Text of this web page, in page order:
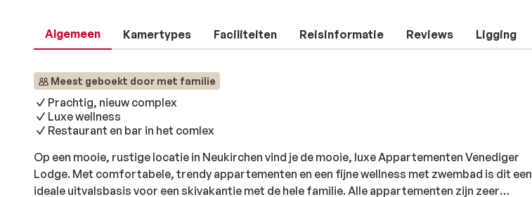
Algemeen Kamertypes Faciliteiten Reisinformatie Reviews Ligging
Meest geboekt door met familie
Prachtig, nieuw complex
Luxe wellness
Restaurant en bar in het comlex
Op een mooie, rustige locatie in Neukirchen vind je de mooie, luxe Appartementen Venediger
Lodge. Met comfortabele, trendy appartementen en een fijne wellness met zwembad is dit een
ideale uitvalsbasis voor een skivakantie met de hele familie. Alle appartementen zijn zeer